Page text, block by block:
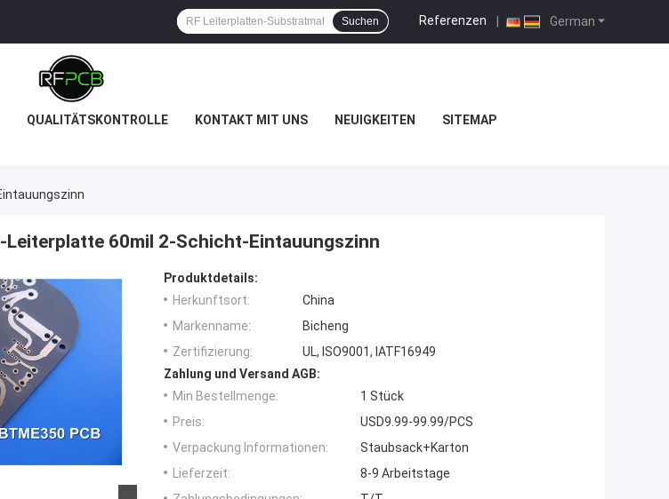
German
Referenzen |
Suchen
QUALITÄTSKONTROLLE KONTAKT MIT UNS NEUIGKEITEN SITEMAP
Leiterplatte 60mil 2-Schicht-Eintauungszinn
Produktdetails:
Herkunftsort:
China
Markenname:
Bicheng
Zertifizierung:
UL, ISO9001, IATF16949
Zahlung und Versand AGB:
Min Bestellmenge:
1 Stück
Preis:
USD9.99-99.99/PCS
Verpackung Informationen:
Staubsack+Karton
Lieferzeit:
8-9 Arbeitstage